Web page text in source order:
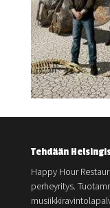
Tehdään
Happy Hour
perheyritys.